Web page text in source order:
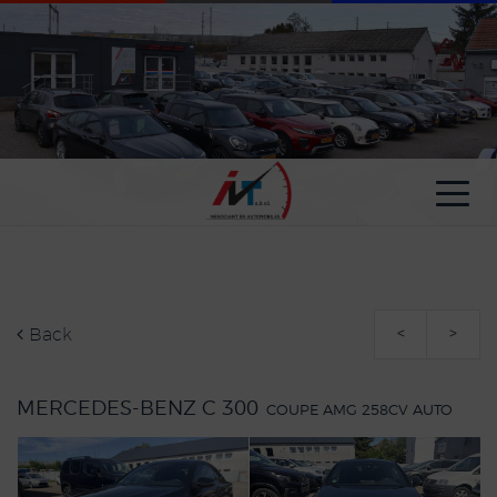
Back < >
MERCEDES-BENZ C 300 COUPE AMG 258CV AUTO
Cookies management panel